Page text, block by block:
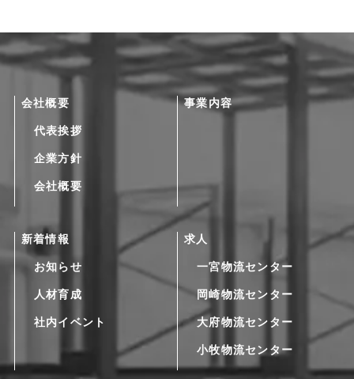
会社概要
代表挨拶
企業方針
会社概要
事業内容
新着情報
お知らせ
人材育成
社内イベント
求人
一宮物流センター
岡崎物流センター
大府物流センター
小牧物流センター